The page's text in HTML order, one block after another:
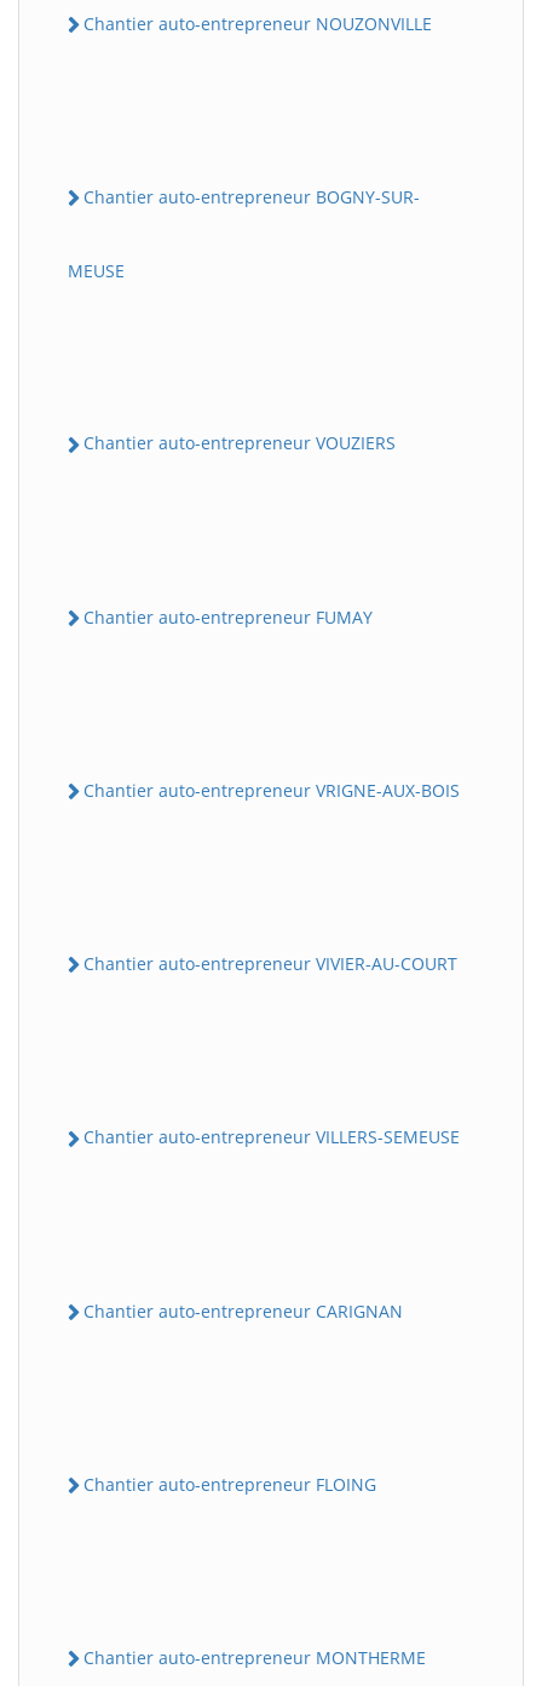
Chantier auto-entrepreneur NOUZONVILLE
Chantier auto-entrepreneur BOGNY-SUR-
MEUSE
Chantier auto-entrepreneur VOUZIERS
Chantier auto-entrepreneur FUMAY
Chantier auto-entrepreneur VRIGNE-AUX-BOIS
Chantier auto-entrepreneur VIVIER-AU-COURT
Chantier auto-entrepreneur VILLERS-SEMEUSE
Chantier auto-entrepreneur CARIGNAN
Chantier auto-entrepreneur FLOING
Chantier auto-entrepreneur MONTHERME